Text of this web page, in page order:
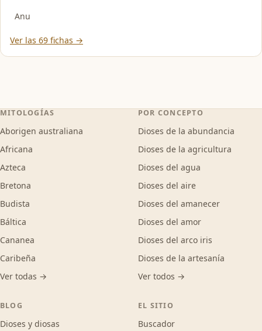
Anu
Ver las 69 fichas →
MITOLOGÍAS
Aborigen australiana
Africana
Azteca
Bretona
Budista
Báltica
Cananea
Caribeña
Ver todas →
POR CONCEPTO
Dioses de la abundancia
Dioses de la agricultura
Dioses del agua
Dioses del aire
Dioses del amanecer
Dioses del amor
Dioses del arco iris
Dioses de la artesanía
Ver todos →
BLOG
Dioses y diosas
EL SITIO
Buscador